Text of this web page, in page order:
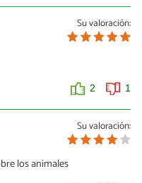
Su valoración:
2 1
Su valoración:
los animales